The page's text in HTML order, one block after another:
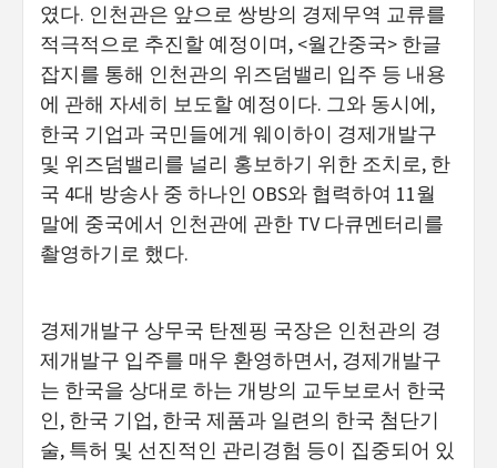
였다. 인천관은 앞으로 쌍방의 경제무역 교류를
적극적으로 추진할 예정이며, <월간중국> 한글
잡지를 통해 인천관의 위즈덤밸리 입주 등 내용
에 관해 자세히 보도할 예정이다. 그와 동시에,
한국 기업과 국민들에게 웨이하이 경제개발구
및 위즈덤밸리를 널리 홍보하기 위한 조치로, 한
국 4대 방송사 중 하나인 OBS와 협력하여 11월
말에 중국에서 인천관에 관한 TV 다큐멘터리를
촬영하기로 했다.
경제개발구 상무국 탄젠핑 국장은 인천관의 경
제개발구 입주를 매우 환영하면서, 경제개발구
는 한국을 상대로 하는 개방의 교두보로서 한국
인, 한국 기업, 한국 제품과 일련의 한국 첨단기
술, 특허 및 선진적인 관리경험 등이 집중되어 있